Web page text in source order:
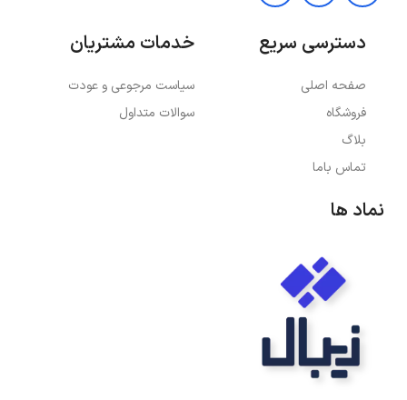
دسترسی سریع
صفحه اصلی
فروشگاه
بلاگ
تماس باما
خدمات مشتریان
سیاست مرجوعی و عودت
سوالات متداول
نماد ها